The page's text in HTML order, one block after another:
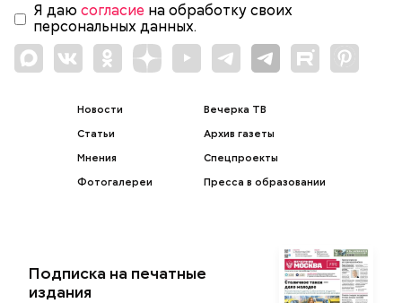
Я даю согласие на обработку своих
персональных данных.
Новости
Статьи
Мнения
Фотогалереи
Вечерка ТВ
Архив газеты
Спецпроекты
Пресса в образовании
Подписка на печатные
издания